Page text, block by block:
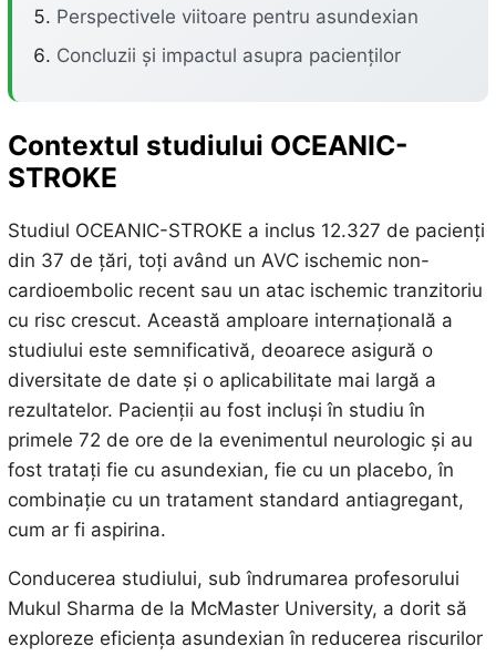
Perspectivele viitoare pentru asundexian
Concluzii și impactul asupra pacienților
Contextul studiului OCEANIC-
STROKE
Studiul OCEANIC-STROKE a inclus 12.327 de pacienți
din 37 de țări, toți având un AVC ischemic non-
cardioembolic recent sau un atac ischemic tranzitoriu
cu risc crescut. Această amploare internațională a
studiului este semnificativă, deoarece asigură o
diversitate de date și o aplicabilitate mai largă a
rezultatelor. Pacienții au fost incluși în studiu în
primele 72 de ore de la evenimentul neurologic și au
fost tratați fie cu asundexian, fie cu un placebo, în
combinație cu un tratament standard antiagregant,
cum ar fi aspirina.
Conducerea studiului, sub îndrumarea profesorului
Mukul Sharma de la McMaster University, a dorit să
exploreze eficiența asundexian în reducerea riscurilor